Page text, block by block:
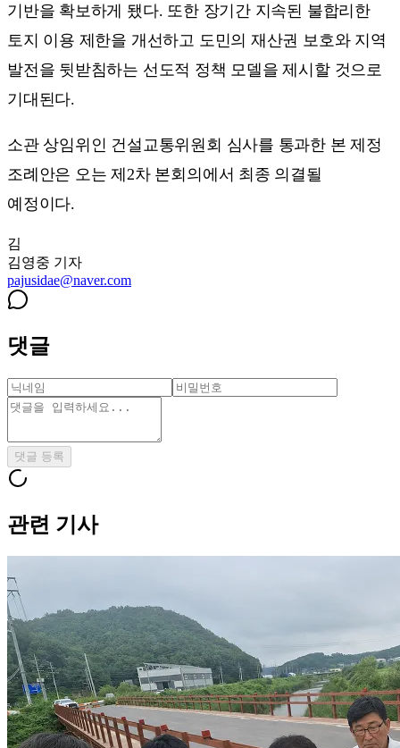
기반을 확보하게 됐다. 또한 장기간 지속된 불합리한
토지 이용 제한을 개선하고 도민의 재산권 보호와 지역
발전을 뒷받침하는 선도적 정책 모델을 제시할 것으로
기대된다.
소관 상임위인 건설교통위원회 심사를 통과한 본 제정
조례안은 오는 제2차 본회의에서 최종 의결될
예정이다.
김
김영중 기자
pajusidae@naver.com
댓글
댓글 등록
관련 기사